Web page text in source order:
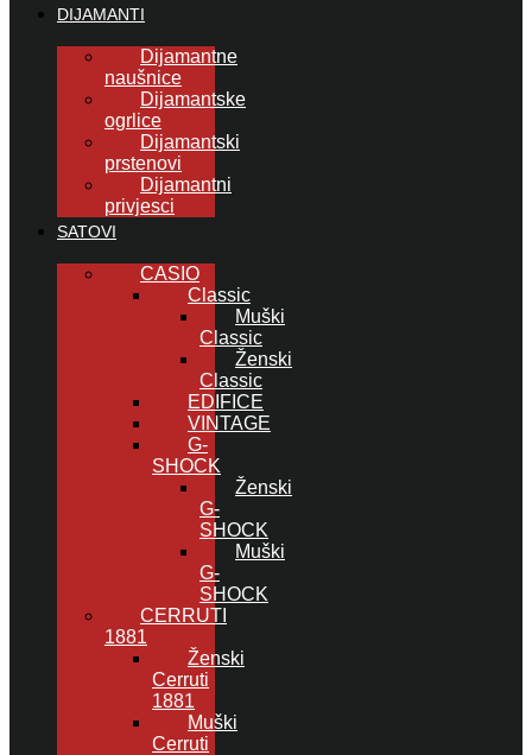
DIJAMANTI
Dijamantne
naušnice
Dijamantske
ogrlice
Dijamantski
prstenovi
Dijamantni
privjesci
SATOVI
CASIO
Classic
Muški
Classic
Ženski
Classic
EDIFICE
VINTAGE
G-
SHOCK
Ženski
G-
SHOCK
Muški
G-
SHOCK
CERRUTI
1881
Ženski
Cerruti
1881
Muški
Cerruti